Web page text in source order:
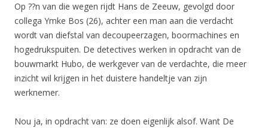
Op ??n van die wegen rijdt Hans de Zeeuw, gevolgd door
collega Ymke Bos (26), achter een man aan die verdacht
wordt van diefstal van decoupeerzagen, boormachines en
hogedrukspuiten. De detectives werken in opdracht van de
bouwmarkt Hubo, de werkgever van de verdachte, die meer
inzicht wil krijgen in het duistere handeltje van zijn
werknemer.
Nou ja, in opdracht van: ze doen eigenlijk alsof. Want De